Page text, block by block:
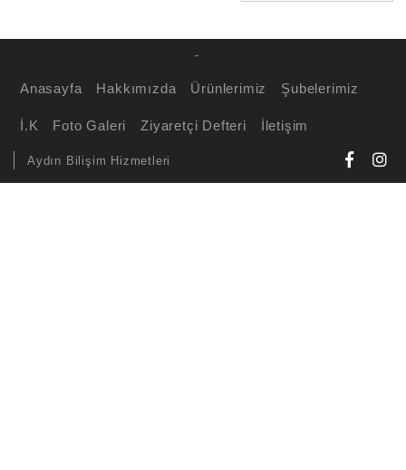
-
Anasayfa Hakkımızda Ürünlerimiz Şubelerimiz
İ.K Foto Galeri Ziyaretçi Defteri İletişim
Aydın Bilişim Hizmetleri